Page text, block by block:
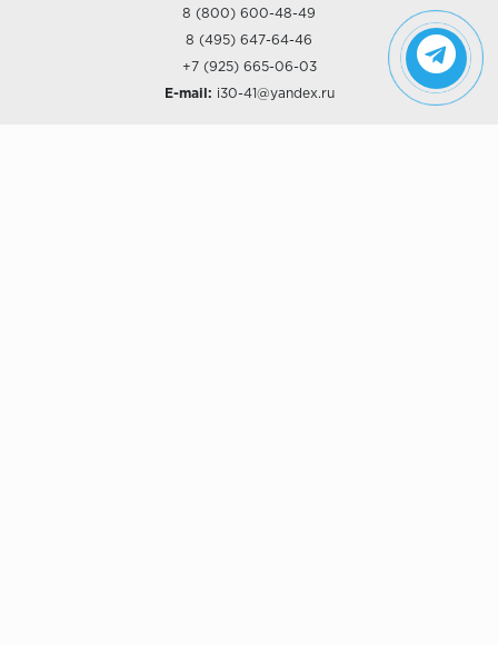
8 (800) 600-48-49
8 (495) 647-64-46
+7 (925) 665-06-03
E-mail: i30-41@yandex.ru